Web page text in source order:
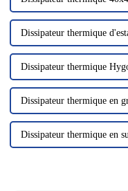
Dissipateur thermique
Dissipateur thermique
Dissipateur thermique en
Dissipateur thermique en